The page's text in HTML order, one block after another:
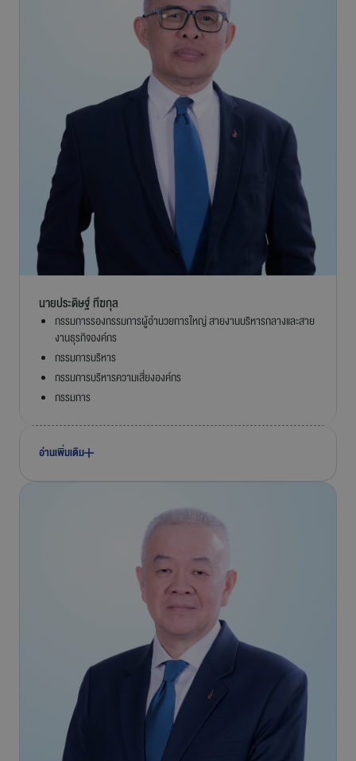
นายประดิษฐ์ ทีฆกุล
กรรมการรองกรรมการผู้อำนวยการใหญ่ สายงานบริหารกลางและสาย
งานธุรกิจองค์กร
กรรมการบริหาร
กรรมการบริหารความเสี่ยงองค์กร
กรรมการ
อ่านเพิ่มเติม